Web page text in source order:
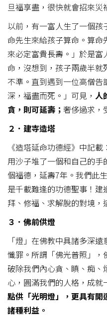
旦福享盡，很快就會招來災
以前，有一富人生了一個
命先生來給孩子算命。算
來必定富貴長壽。」於是
命，沒想到，孩子兩歲半
不準。直到遇到一位高僧
深，福盡而死。」可見， 人
貪，則可延壽； 奢侈過求，
２．建寺造塔
《造塔延命功德經》中記
用沙子堆了一個和自己的
個福德，延壽7年。我們此
是千載難逢的功德聖事！
拜、修福、求解脫的對境，
３．佛前供燈
「燈」在佛教中具諸多深
懺罪。所謂「佛光普照」
破除我們內心貪、瞋、痴
心，圓滿我們的人格，成
點供「光明燈」，更具有
諸種利益。